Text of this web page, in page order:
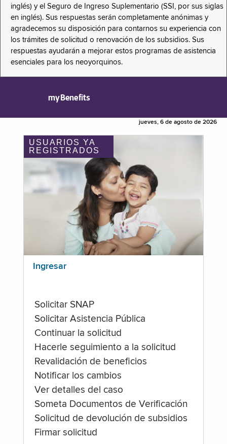
inglés) y el Seguro de Ingreso Suplementario (SSI, por sus siglas
en inglés). Sus respuestas serán completamente anónimas y
agradecemos su disposición para contarnos su experiencia con
los trámites de solicitud o renovación de los subsidios. Sus
respuestas ayudarán a mejorar estos programas de asistencia
esenciales para los neoyorquinos.
myBenefits
jueves, 6 de agosto de 2026
USUARIOS YA
REGISTRADOS
Ingresar
Solicitar SNAP
Solicitar Asistencia Pública
Continuar la solicitud
Hacerle seguimiento a la solicitud
Revalidación de beneficios
Notificar los cambios
Ver detalles del caso
Someta Documentos de Verificación
Solicitud de devolución de subsidios
Firmar solicitud